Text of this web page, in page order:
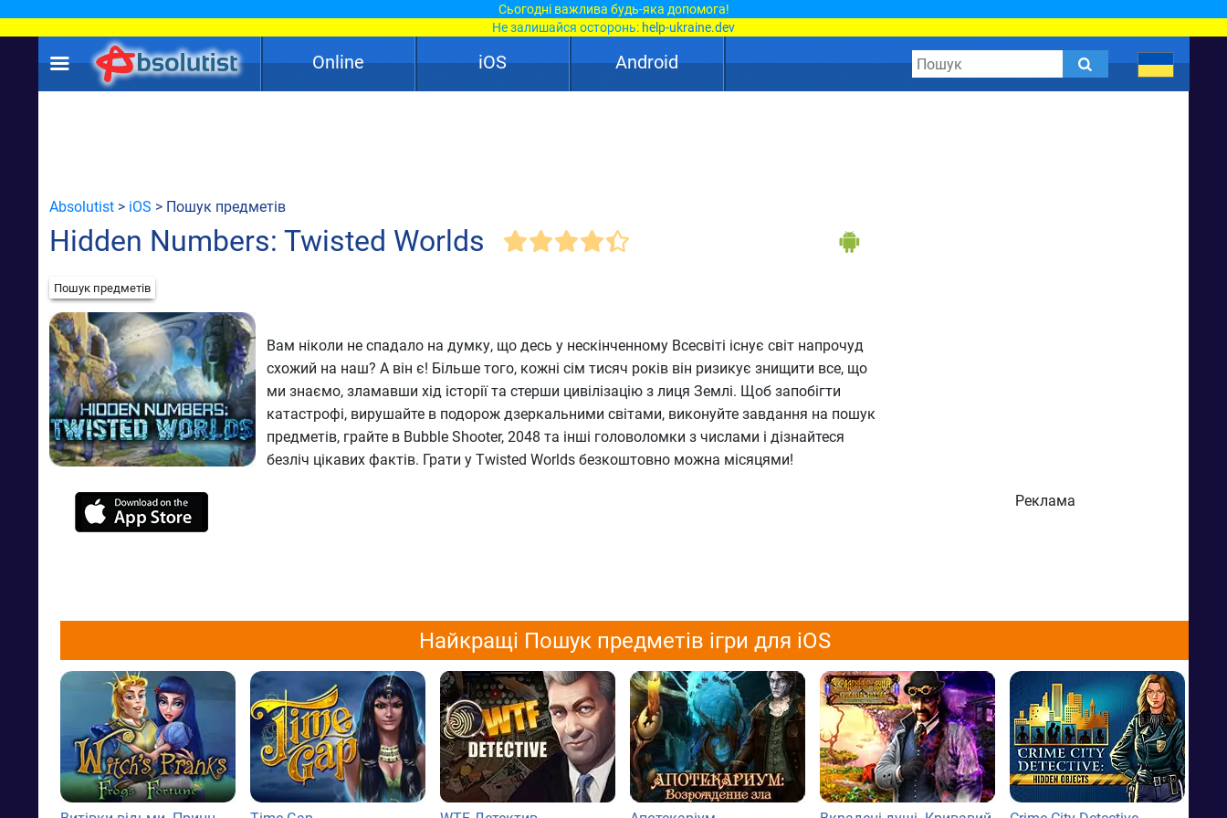
Сьогодні важлива будь-яка допомога!
Не залишайся осторонь: help-ukraine.dev
Online iOS Android
Absolutist > iOS > Пошук предметів
Hidden Numbers: Twisted Worlds
Пошук предметів
Вам ніколи не спадало на думку, що десь у нескінченному Всесвіті існує світ напрочуд
схожий на наш? А він є! Більше того, кожні сім тисяч років він ризикує знищити все, що
ми знаємо, зламавши хід історії та стерши цивілізацію з лиця Землі. Щоб запобігти
катастрофі, вирушайте в подорож дзеркальними світами, виконуйте завдання на пошук
предметів, грайте в Bubble Shooter, 2048 та інші головоломки з числами і дізнайтеся
безліч цікавих фактів. Грати у Twisted Worlds безкоштовно можна місяцями!
Реклама
Найкращі Пошук предметів ігри для iOS